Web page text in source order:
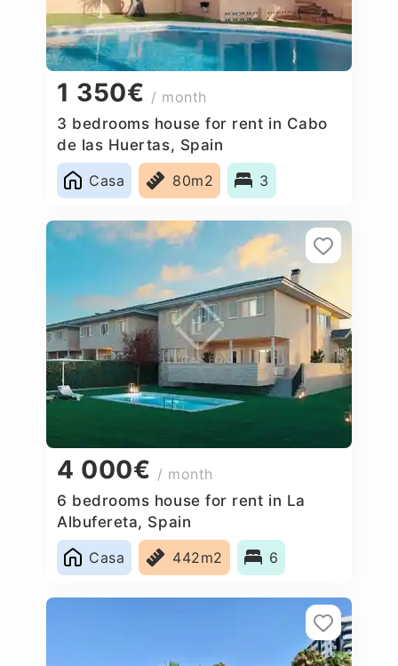
1 350€ / month
3 bedrooms house for rent in Cabo
de las Huertas, Spain
Casa
80m2 3
4 000€ / month
6 bedrooms house for rent in La
Albufereta, Spain
Casa
442m2 6